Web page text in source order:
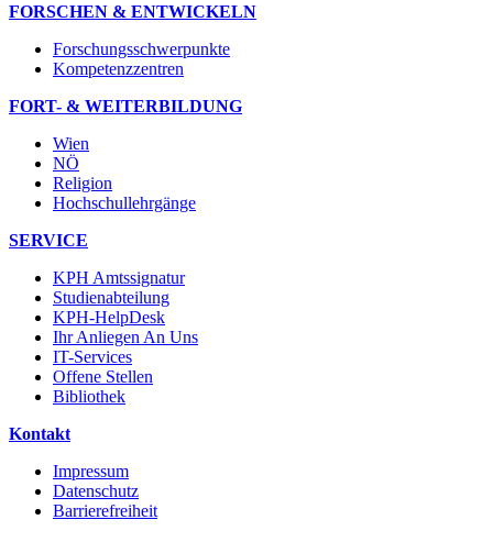
FORSCHEN & ENTWICKELN
Forschungsschwerpunkte
Kompetenzzentren
FORT- & WEITERBILDUNG
Wien
NÖ
Religion
Hochschullehrgänge
SERVICE
KPH Amtssignatur
Studienabteilung
KPH-HelpDesk
Ihr Anliegen An Uns
IT-Services
Offene Stellen
Bibliothek
Kontakt
Impressum
Datenschutz
Barrierefreiheit